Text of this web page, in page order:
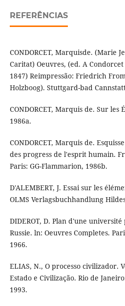
REFERÊNCIAS
CONDORCET, Marquisde. (Marie
Caritat) Oeuvres, (ed. A
1847) Reimpressão: Friedrich
Holzboog). Stuttgard-bad
CONDORCET, Marquis de. Sur les
1986a.
CONDORCET, Marquis de.
des progress de l'esprit humain.
Paris: GG-Flammarion, 1986b.
D'ALEMBERT, J. Essai sur les
OLMS Verlagsbuchhandlung
DIDEROT, D. Plan d'une
Russie. ln: Oeuvres Completes.
1966.
ELIAS, N., O processo civilizador.
Estado e Civilização. Rio de
1993.